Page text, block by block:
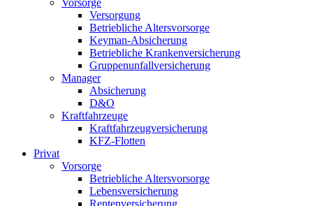
Vorsorge
Versorgung
Betriebliche Altersvorsorge
Keyman-Absicherung
Betriebliche Krankenversicherung
Gruppenunfallversicherung
Manager
Absicherung
D&O
Kraftfahrzeuge
Kraftfahrzeugversicherung
KFZ-Flotten
Privat
Vorsorge
Betriebliche Altersvorsorge
Lebensversicherung
Rentenversicherung